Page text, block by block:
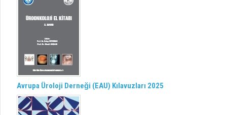
Avrupa Üroloji Derneği (EAU) Kılavuzları 2025